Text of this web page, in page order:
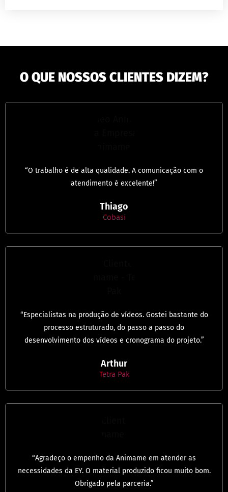
O QUE NOSSOS CLIENTES DIZEM?
“O trabalho é de alta qualidade. A comunicação com o
atendimento é excelente!”
Thiago
Cobasi
“Especialistas na produção de vídeos. Gostei bastante do
processo estruturado, do passo a passo do
desenvolvimento dos vídeos e cronograma do projeto.”
Arthur
Tetra Pak
“Agradeço o empenho da Animame em atender as
necessidades da EY. O material produzido ficou muito bom.
Obrigado pela parceria.”